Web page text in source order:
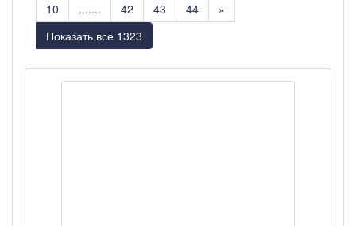
10
....... 42 43 44
»
Показать все 1323